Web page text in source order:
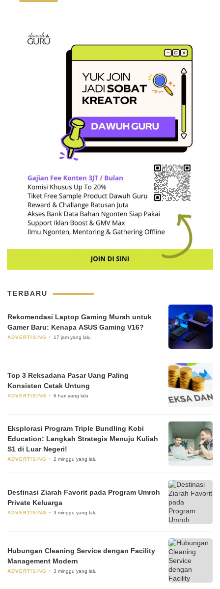
TERBARU
Rekomendasi Laptop Gaming Murah untuk
Gamer Baru: Kenapa ASUS Gaming V16?
ADVERTISING 17 jam yang lalu
Top 3 Reksadana Pasar Uang Paling
Konsisten Cetak Untung
ADVERTISING 6 hari yang lalu
Eksplorasi Program Triple Bundling Kobi
Education: Langkah Strategis Menuju Kuliah
S1 di Luar Negeri!
ADVERTISING 2 minggu yang lalu
Destinasi Ziarah Favorit pada Program Umroh
Private Keluarga
ADVERTISING 3 minggu yang lalu
Hubungan Cleaning Service dengan Facility
Management Modern
ADVERTISING 3 minggu yang lalu